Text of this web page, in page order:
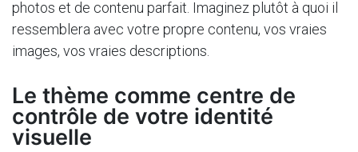
photos et de contenu parfait. Imaginez plutôt à quoi il
ressemblera avec votre propre contenu, vos vraies
images, vos vraies descriptions.
Le thème comme centre de
contrôle de votre identité
visuelle